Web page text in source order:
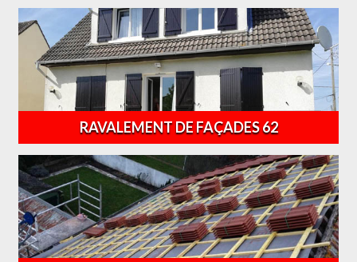
RAVALEMENT DE FAÇADES 62